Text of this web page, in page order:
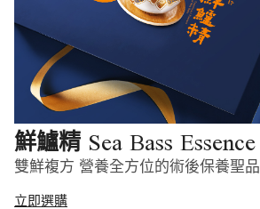
鮮鱸精 Sea Bass Essence
雙鮮複方 營養全方位的術後保養聖品
立即選購